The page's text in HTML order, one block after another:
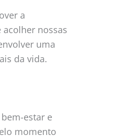
a
nossas
uma
da vida.
estar e
momento